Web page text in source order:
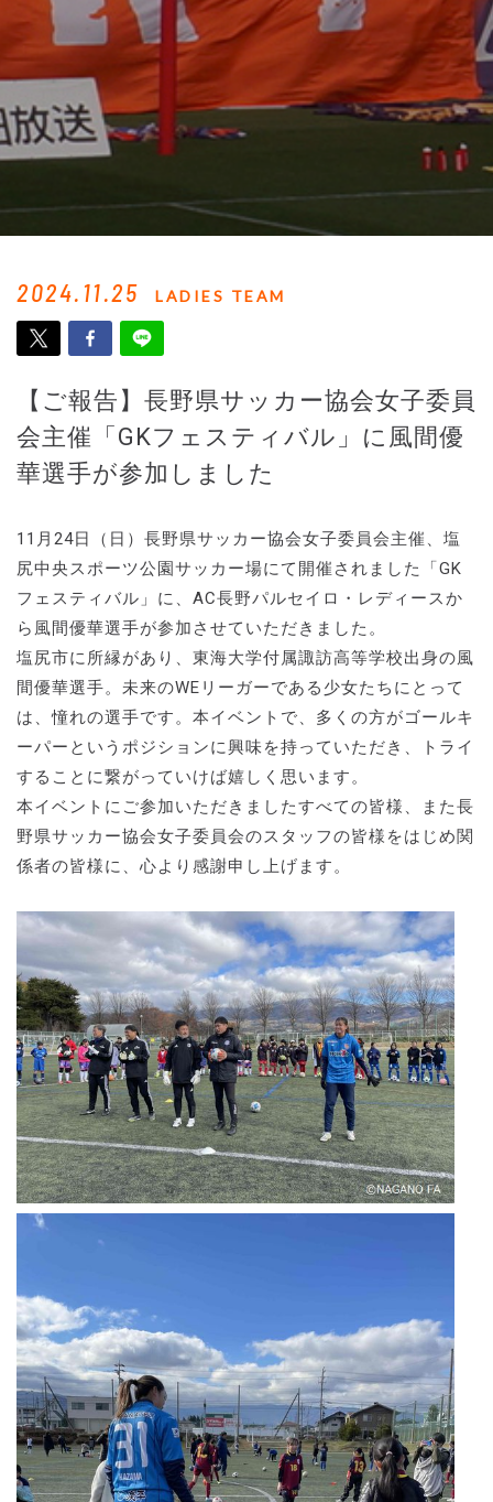
2024.11.25 LADIES TEAM
【ご報告】長野県サッカー協会女子委員
会主催「GKフェスティバル」に風間優
華選手が参加しました
11月24日（日）長野県サッカー協会女子委員会主催、塩
尻中央スポーツ公園サッカー場にて開催されました「GK
フェスティバル」に、AC長野パルセイロ・レディースか
ら風間優華選手が参加させていただきました。
塩尻市に所縁があり、東海大学付属諏訪高等学校出身の風
間優華選手。未来のWEリーガーである少女たちにとって
は、憧れの選手です。本イベントで、多くの方がゴールキ
ーパーというポジションに興味を持っていただき、トライ
することに繋がっていけば嬉しく思います。
本イベントにご参加いただきましたすべての皆様、また長
野県サッカー協会女子委員会のスタッフの皆様をはじめ関
係者の皆様に、心より感謝申し上げます。